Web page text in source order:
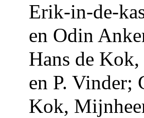
Erik-in-de-
en Odin
Hans de
en P. Vinder;
Kok,